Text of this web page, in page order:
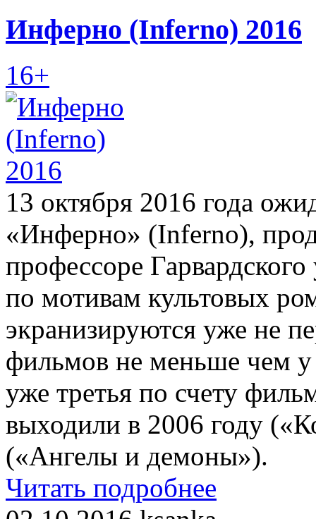
Инферно (Inferno) 2016
16+
13 октября 2016 года
«Инферно» (Inferno),
профессоре
по мотивам культовых
экранизируются уже не
фильмов не меньше чем
уже третья по счету
выходили в 2006 году
(«Ангелы и демоны»).
Читать подробнее